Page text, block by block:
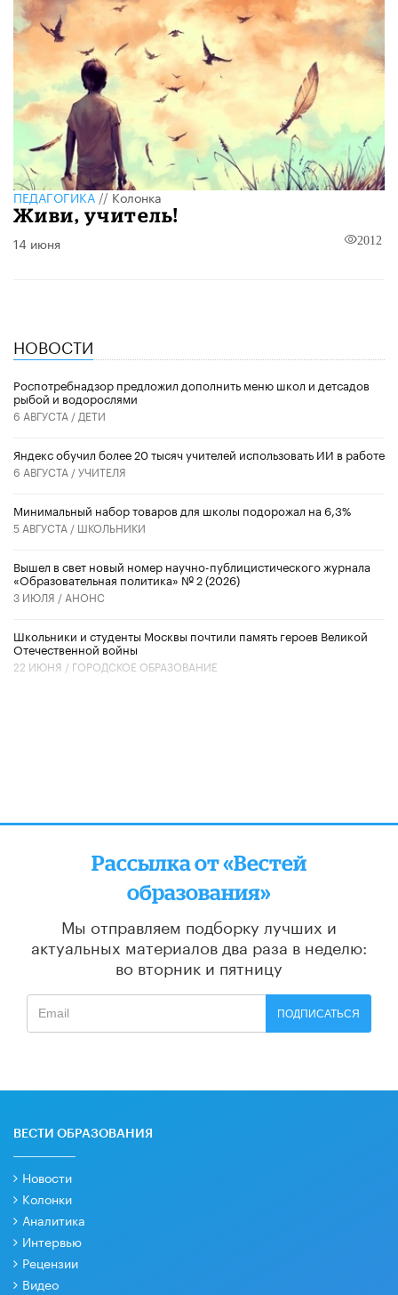
ПЕДАГОГИКА//Колонка
Живи, учитель!
14 июня 2012
НОВОСТИ
Роспотребнадзор предложил дополнить меню школ и детсадов
рыбой и водорослями
6 АВГУСТА / ДЕТИ
​Яндекс обучил более 20 тысяч учителей использовать ИИ в работе
6 АВГУСТА /УЧИТЕЛЯ
Минимальный набор товаров для школы подорожал на 6,3%
5 АВГУСТА / ШКОЛЬНИКИ
Вышел в свет новый номер научно-публицистического журнала
«Образовательная политика» № 2 (2026)
3 ИЮЛЯ / АНОНС
Школьники и студенты Москвы почтили память героев Великой
Отечественной войны
22 ИЮНЯ / ГОРОДСКОЕ ОБРАЗОВАНИЕ
Рассылка от «Вестей
образования»
Мы отправляем подборку лучших и
актуальных материалов два раза в неделю:
во вторник и пятницу
ПОДПИСАТЬСЯ
ВЕСТИ ОБРАЗОВАНИЯ
Новости
Колонки
Аналитика
Интервью
Рецензии
Видео